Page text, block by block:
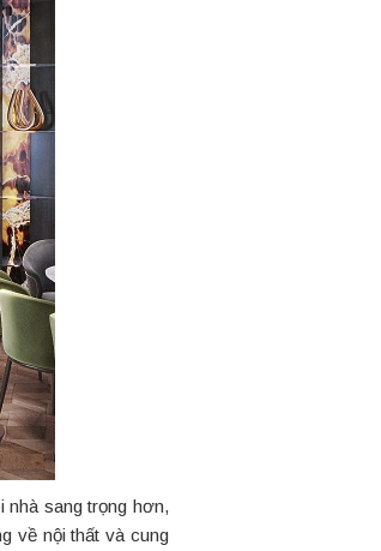
sang trọng hơn,
về nội thất và cung